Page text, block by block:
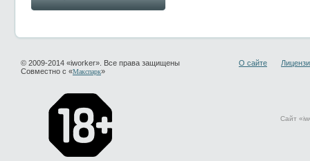
© 2009-2014 «iworker». Все права защищены
Совместно с «Макспарк»
О сайте
Сайт